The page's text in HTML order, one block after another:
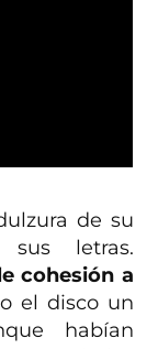
de su
letras.
cohesión a
el disco un
habían